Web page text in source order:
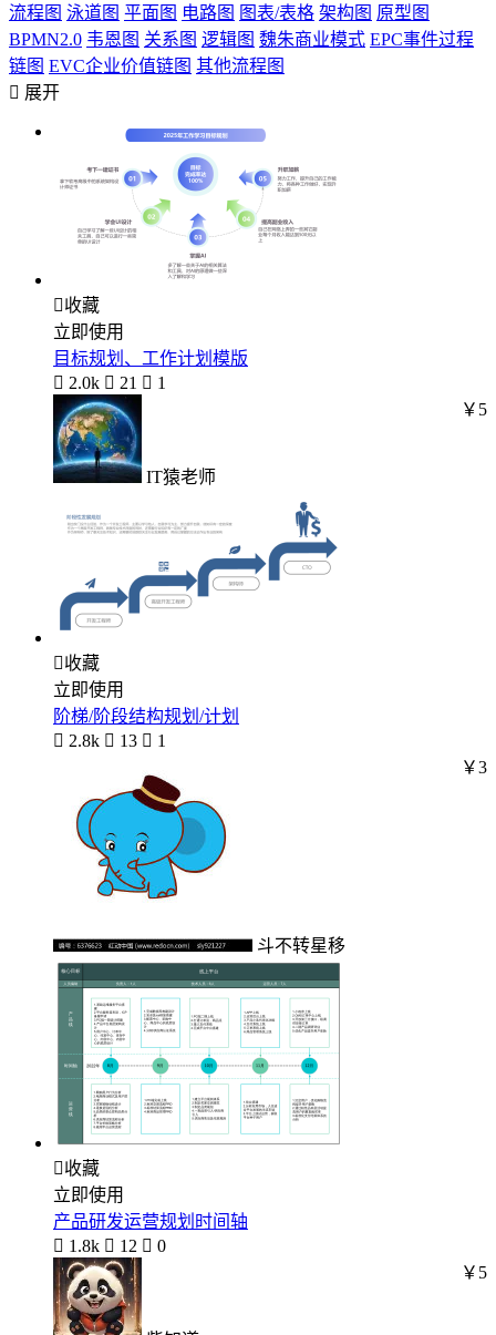
流程图 泳道图 平面图 电路图 图表/表格 架构图 原型图
BPMN2.0 韦恩图 关系图 逻辑图 魏朱商业模式 EPC事件过程
链图 EVC企业价值链图 其他流程图
 展开
收藏
立即使用
目标规划、工作计划模版
 2.0k  21  1
IT猿老师
￥5
收藏
立即使用
阶梯/阶段结构规划/计划
 2.8k  13  1
斗不转星移
￥3
收藏
立即使用
产品研发运营规划时间轴
 1.8k  12  0
￥5